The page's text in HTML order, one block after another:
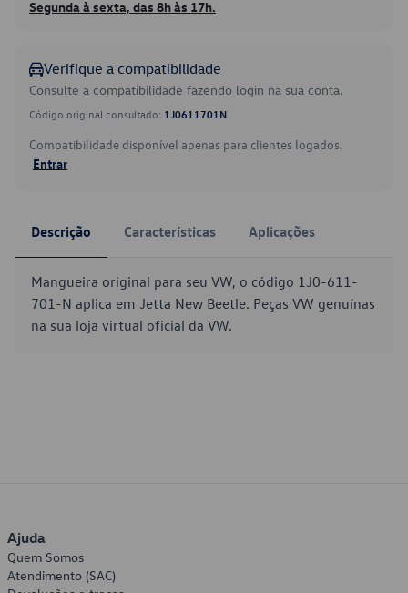
Segunda à sexta, das 8h às 17h.
Verifique a compatibilidade
Consulte a compatibilidade fazendo login na sua conta.
Código original consultado: 1J0611701N
Compatibilidade disponível apenas para clientes logados.
Entrar
Descrição Características Aplicações
Mangueira original para seu VW, o código 1J0-611-
701-N aplica em Jetta New Beetle. Peças VW genuínas
na sua loja virtual oficial da VW.
Ajuda
Quem Somos
Atendimento (SAC)